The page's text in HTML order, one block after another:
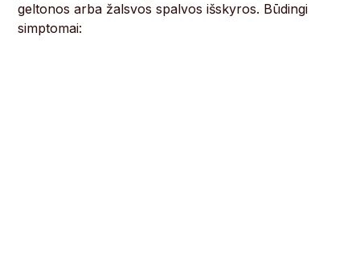
geltonos arba žalsvos spalvos išskyros. Būdingi
simptomai: